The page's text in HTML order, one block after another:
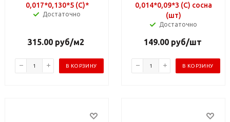
0,017*0,130*5 (С)*
Достаточно
315.00 руб/м2
В КОРЗИНУ
0,014*0,09*3 (C) сосна
(шт)
Достаточно
149.00руб/шт
В КОРЗИНУ